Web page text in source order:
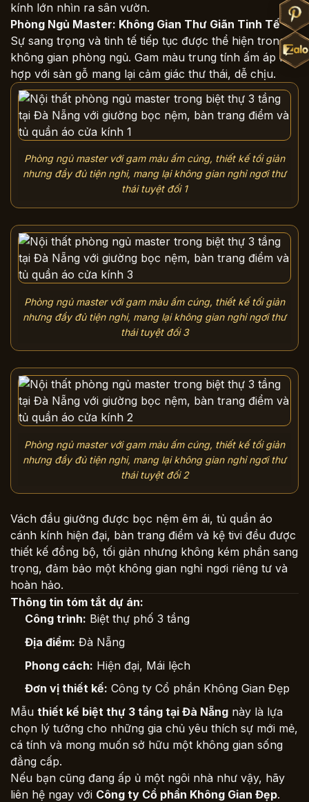
kính lớn nhìn ra sân vườn.
Phòng Ngủ Master: Không Gian Thư Giãn Tinh Tế
Sự sang trọng và tinh tế tiếp tục được thể hiện trong
không gian phòng ngủ. Gam màu trung tính ấm áp kết
hợp với sàn gỗ mang lại cảm giác thư thái, dễ chịu.
Phòng ngủ master với gam màu ấm cúng, thiết kế tối giản
nhưng đầy đủ tiện nghi, mang lại không gian nghỉ ngơi thư
thái tuyệt đối 1
Phòng ngủ master với gam màu ấm cúng, thiết kế tối giản
nhưng đầy đủ tiện nghi, mang lại không gian nghỉ ngơi thư
thái tuyệt đối 3
Phòng ngủ master với gam màu ấm cúng, thiết kế tối giản
nhưng đầy đủ tiện nghi, mang lại không gian nghỉ ngơi thư
thái tuyệt đối 2
Vách đầu giường được bọc nệm êm ái, tủ quần áo
cánh kính hiện đại, bàn trang điểm và kệ tivi đều được
thiết kế đồng bộ, tối giản nhưng không kém phần sang
trọng, đảm bảo một không gian nghỉ ngơi riêng tư và
hoàn hảo.
Thông tin tóm tắt dự án:
Công trình: Biệt thự phố 3 tầng
Địa điểm: Đà Nẵng
Phong cách: Hiện đại, Mái lệch
Đơn vị thiết kế: Công ty Cổ phần Không Gian Đẹp
Mẫu thiết kế biệt thự 3 tầng tại Đà Nẵng này là lựa
chọn lý tưởng cho những gia chủ yêu thích sự mới mẻ,
cá tính và mong muốn sở hữu một không gian sống
đẳng cấp.
Nếu bạn cũng đang ấp ủ một ngôi nhà như vậy, hãy
liên hệ ngay với Công ty Cổ phần Không Gian Đẹp.